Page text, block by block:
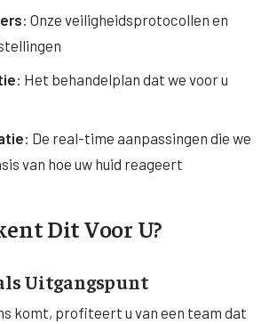
: Onze veiligheidsprotocollen en
: Het behandelplan dat we voor u
: De real-time aanpassingen die we
van hoe uw huid reageert
Dit Voor U?
Uitgangspunt
komt, profiteert u van een team dat